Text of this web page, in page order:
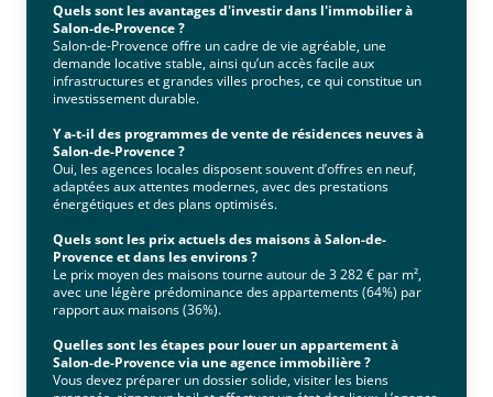
Quels sont les avantages d'investir dans l'immobilier à
Salon-de-Provence ?
Salon-de-Provence offre un cadre de vie agréable, une
demande locative stable, ainsi qu’un accès facile aux
infrastructures et grandes villes proches, ce qui constitue un
investissement durable.
Y a-t-il des programmes de vente de résidences neuves à
Salon-de-Provence ?
Oui, les agences locales disposent souvent d’offres en neuf,
adaptées aux attentes modernes, avec des prestations
énergétiques et des plans optimisés.
Quels sont les prix actuels des maisons à Salon-de-
Provence et dans les environs ?
Le prix moyen des maisons tourne autour de 3 282 € par m²,
avec une légère prédominance des appartements (64%) par
rapport aux maisons (36%).
Quelles sont les étapes pour louer un appartement à
Salon-de-Provence via une agence immobilière ?
Vous devez préparer un dossier solide, visiter les biens